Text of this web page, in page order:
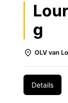
g
OLV van
Details